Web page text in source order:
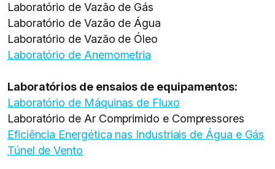
Laboratório de Vazão de Gás
Laboratório de Vazão de Água
Laboratório de Vazão de Óleo
Laboratório de Anemometria
Laboratórios de ensaios de equipamentos:
Laboratório de Máquinas de Fluxo
Laboratório de Ar Comprimido e Compressores
Eficiência Energética nas Industriais de Água e Gás
Túnel de Vento